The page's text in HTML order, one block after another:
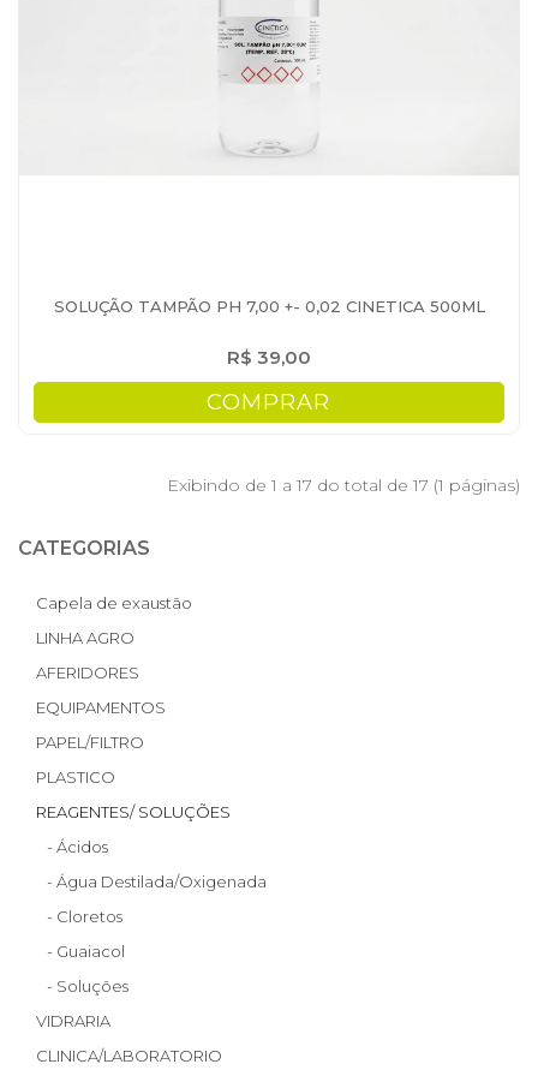
CATEGORIAS
Capela de exaustão
LINHA AGRO
AFERIDORES
EQUIPAMENTOS
PAPEL/FILTRO
PLASTICO
REAGENTES/ SOLUÇÕES
- Ácidos
- Água Destilada/Oxigenada
- Cloretos
- Guaiacol
- Soluções
VIDRARIA
CLINICA/LABORATORIO
SOLUÇÃO TAMPÃO PH 7,00 +- 0,02 CINETICA 500ML
R$ 39,00
COMPRAR
Exibindo de 1 a 17 do total de 17 (1 páginas)